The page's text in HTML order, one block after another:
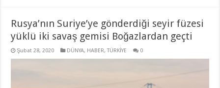
Rusya’nın Suriye’ye gönderdiği seyir füzesi
yüklü iki savaş gemisi Boğazlardan geçti
Şubat 28, 2020 DÜNYA, HABER,TÜRKİYE 0